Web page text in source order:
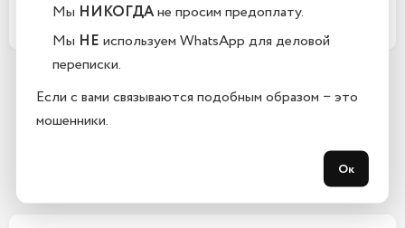
Какой срок гарантии?
Остались вопросы?
Мы НИКОГДАне просим предоплату.
Мы НЕ используем WhatsApp для деловой
переписки.
Если с вами связываются подобным образом − это
мошенники.
Ок